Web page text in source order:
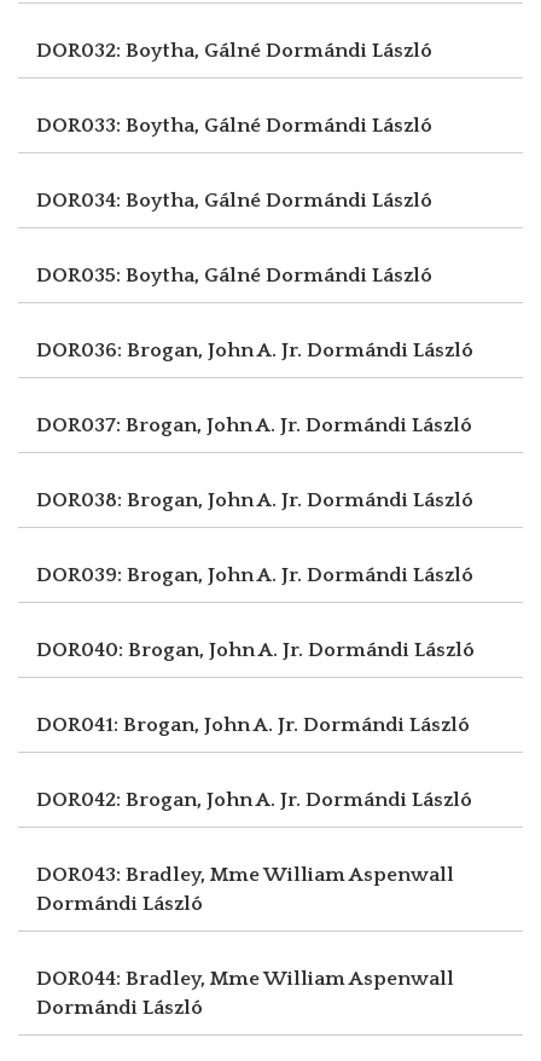
DOR032: Boytha, Gálné Dormándi László
DOR033: Boytha, Gálné Dormándi László
DOR034: Boytha, Gálné Dormándi László
DOR035: Boytha, Gálné Dormándi László
DOR036: Brogan, John A. Jr. Dormándi László
DOR037: Brogan, John A. Jr. Dormándi László
DOR038: Brogan, John A. Jr. Dormándi László
DOR039: Brogan, John A. Jr. Dormándi László
DOR040: Brogan, John A. Jr. Dormándi László
DOR041: Brogan, John A. Jr. Dormándi László
DOR042: Brogan, John A. Jr. Dormándi László
DOR043: Bradley, Mme William Aspenwall
Dormándi László
DOR044: Bradley, Mme William Aspenwall
Dormándi László